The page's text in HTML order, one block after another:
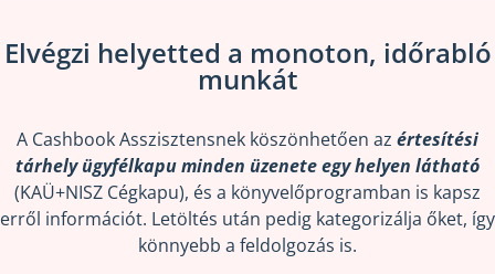
Elvégzi helyetted a monoton, időrabló
munkát
A Cashbook Asszisztensnek köszönhetően az értesítési
tárhely ügyfélkapu minden üzenete egy helyen látható
(KAÜ+NISZ Cégkapu), és a könyvelőprogramban is kapsz
erről információt. Letöltés után pedig kategorizálja őket, így
könnyebb a feldolgozás is.